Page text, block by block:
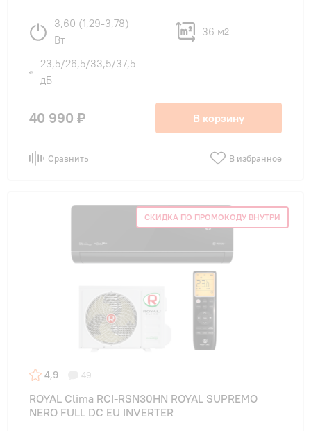
3,60 (1,29-3,78)
Вт
36 м2
23,5/26,5/33,5/37,5
дБ
40 990 ₽ В корзину
Сравнить В избранное
СКИДКА ПО ПРОМОКОДУ ВНУТРИ
4,9 49
ROYAL Clima RCI-RSN30HN ROYAL SUPREMO
NERO FULL DC EU INVERTER